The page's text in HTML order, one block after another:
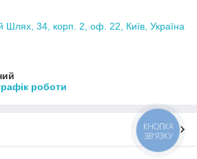
Шлях, 34, корп. 2, оф. 22, Київ, Україна
роботи
КНОПКА
ЗВ'ЯЗКУ